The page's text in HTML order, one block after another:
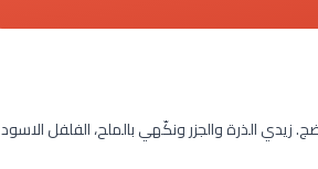
الذرة والجزر ونكّهي بالملح، الفلفل الاسود